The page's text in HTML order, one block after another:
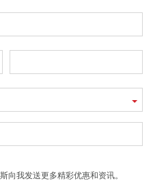
向我发送更多精彩优惠和资讯。